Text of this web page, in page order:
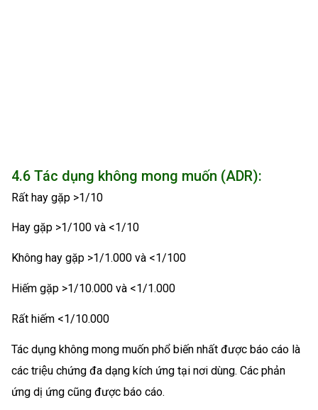
4.6 Tác dụng không mong muốn (ADR):
Rất hay gặp >1/10
Hay gặp >1/100 và <1/10
Không hay gặp >1/1.000 và <1/100
Hiếm gặp >1/10.000 và <1/1.000
Rất hiếm <1/10.000
Tác dụng không mong muốn phổ biến nhất được báo cáo là
các triệu chứng đa dạng kích ứng tại nơi dùng. Các phản
ứng dị ứng cũng được báo cáo.